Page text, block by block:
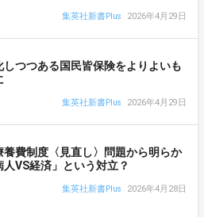
集英社新書Plus 2026年4月29日
しつつある国民皆保険をよりよいも
集英社新書Plus 2026年4月29日
養費制度〈見直し〉問題から明らか
VS経済」という対立？
集英社新書Plus 2026年4月28日